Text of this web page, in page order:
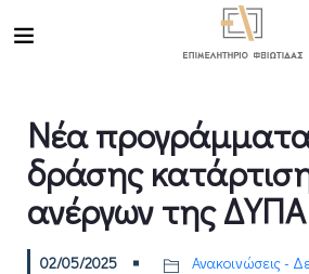
Νέα
δράσης
ανέργων της ΔΥΠΑ
02/05/2025 Ανακοινώσεις -